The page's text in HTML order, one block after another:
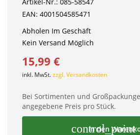
EAN: 4001504585471
Abholen Im Geschäft
Kein Versand Möglich
15,99 €
inkl. MwSt.zzgl. Versandkosten
Bei Sortimenten und
angegebene Preis pro Stück.
control_point
In den